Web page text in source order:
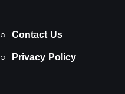
○ Contact Us
○ Privacy Policy